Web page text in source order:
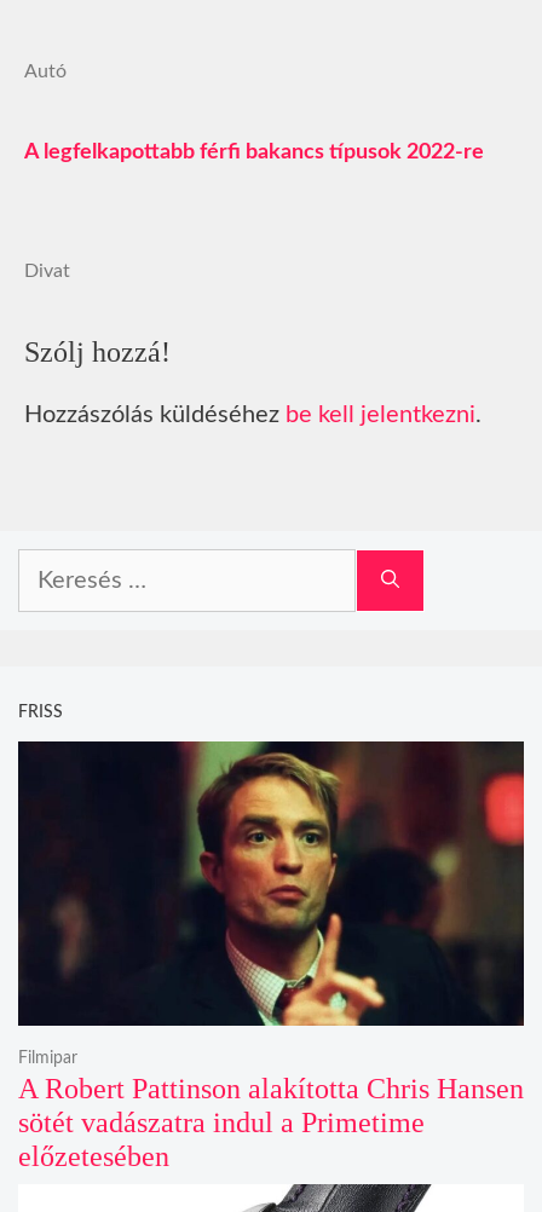
Autó
A legfelkapottabb férfi bakancs típusok 2022-re
Divat
Szólj hozzá!
Hozzászólás küldéséhez be kell jelentkezni.
FRISS
A Robert Pattinson alakította Chris Hansen
sötét vadászatra indul a Primetime
előzetesében
Filmipar